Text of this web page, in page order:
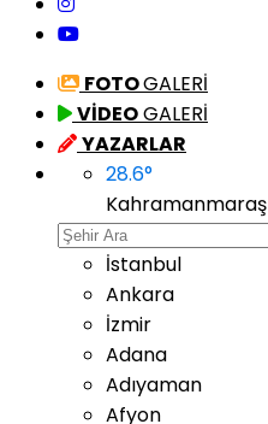
FOTOGALERİ
VİDEOGALERİ
YAZARLAR
28.6°
Kahramanmaraş
İstanbul
Ankara
İzmir
Adana
Adıyaman
Afyon